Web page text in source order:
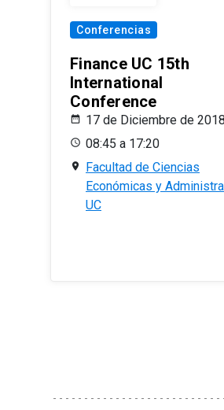
Conferencias
Finance UC 15th
International
Conference
17 de Diciembre de 2018
08:45 a 17:20
Facultad de Ciencias
Económicas y
UC